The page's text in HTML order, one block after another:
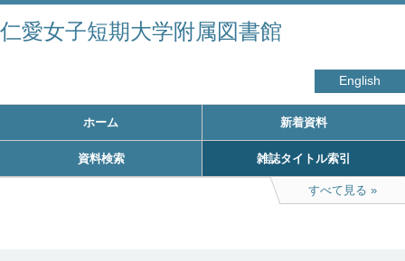
仁愛女子短期大学附属図書館
English
ホーム 新着資料
資料検索 雑誌タイトル索引
すべて見る